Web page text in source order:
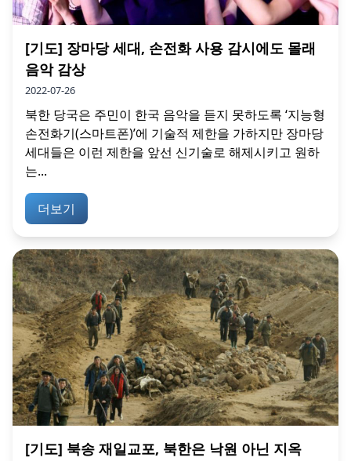
[기도] 장마당 세대, 손전화 사용 감시에도 몰래
음악 감상
2022-07-26
북한 당국은 주민이 한국 음악을 듣지 못하도록 ‘지능형
손전화기(스마트폰)’에 기술적 제한을 가하지만 장마당
세대들은 이런 제한을 앞선 신기술로 해제시키고 원하
는...
더보기
[기도] 북송 재일교포, 북한은 낙원 아닌 지옥